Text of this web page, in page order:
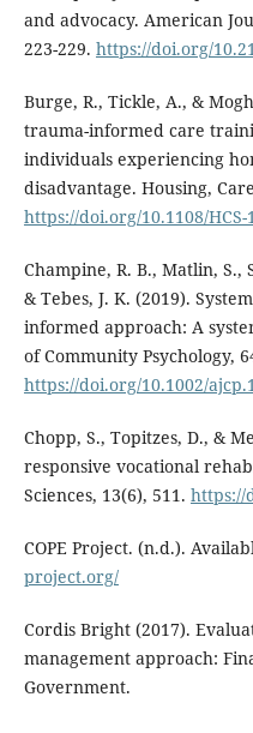
and advocacy. American
223-229. https://doi.org/
Burge, R., Tickle, A., &
trauma-informed care
individuals experiencing
disadvantage. Housing,
https://doi.org/10.1108/HCS-
Champine, R. B., Matlin, S.,
& Tebes, J. K. (2019).
informed approach: A
of Community Psychology,
https://doi.org/10.1002/
Chopp, S., Topitzes, D., &
responsive vocational
Sciences, 13(6), 511. https://
COPE Project. (n.d.).
project.org/
Cordis Bright (2017).
management approach:
Government.